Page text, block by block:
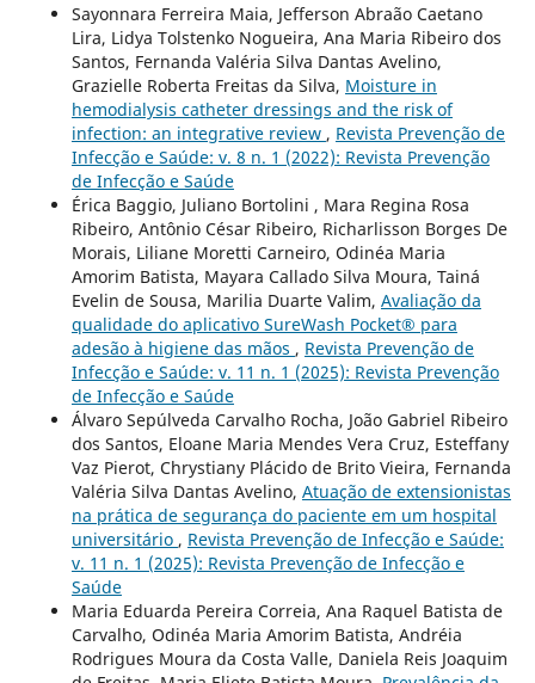
Sayonnara Ferreira Maia, Jefferson Abraão Caetano
Lira, Lidya Tolstenko Nogueira, Ana Maria Ribeiro dos
Santos, Fernanda Valéria Silva Dantas Avelino,
Grazielle Roberta Freitas da Silva, Moisture in
hemodialysis catheter dressings and the risk of
infection: an integrative review , Revista Prevenção de
Infecção e Saúde: v. 8 n. 1 (2022): Revista Prevenção
de Infecção e Saúde
Érica Baggio, Juliano Bortolini , Mara Regina Rosa
Ribeiro, Antônio César Ribeiro, Richarlisson Borges De
Morais, Liliane Moretti Carneiro, Odinéa Maria
Amorim Batista, Mayara Callado Silva Moura, Tainá
Evelin de Sousa, Marilia Duarte Valim, Avaliação da
qualidade do aplicativo SureWash Pocket® para
adesão à higiene das mãos , Revista Prevenção de
Infecção e Saúde: v. 11 n. 1 (2025): Revista Prevenção
de Infecção e Saúde
Álvaro Sepúlveda Carvalho Rocha, João Gabriel Ribeiro
dos Santos, Eloane Maria Mendes Vera Cruz, Esteffany
Vaz Pierot, Chrystiany Plácido de Brito Vieira, Fernanda
Valéria Silva Dantas Avelino, Atuação de extensionistas
na prática de segurança do paciente em um hospital
universitário , Revista Prevenção de Infecção e Saúde:
v. 11 n. 1 (2025): Revista Prevenção de Infecção e
Saúde
Maria Eduarda Pereira Correia, Ana Raquel Batista de
Carvalho, Odinéa Maria Amorim Batista, Andréia
Rodrigues Moura da Costa Valle, Daniela Reis Joaquim